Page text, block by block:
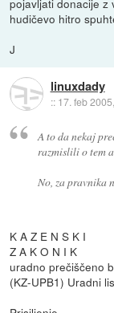
pojavljati donacije z
hudičevo hitro
J
linuxdady
:: 17. feb
A to da nekaj
razmislili o tem
No, za pravnika
K A Z E N S K I
Z A K O N I K
uradno prečiščeno
(KZ-UPB1) Uradni